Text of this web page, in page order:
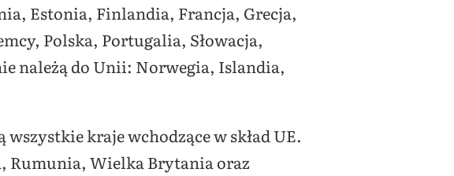
Estonia, Finlandia, Francja, Grecja,
Polska, Portugalia, Słowacja,
należą do Unii: Norwegia, Islandia,
kraje wchodzące w skład UE.
Rumunia, Wielka Brytania oraz